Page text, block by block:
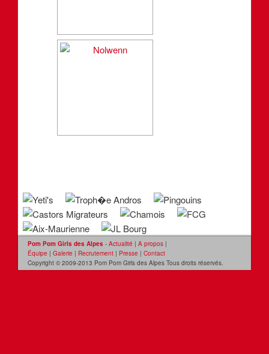
Pom Pom Girls des Alpes - Actualité | A propos |
Équipe | Galerie | Recrutement | Presse | Contact
Copyright © 2009-2013 Pom Pom Girls des Alpes Tous droits réservés.